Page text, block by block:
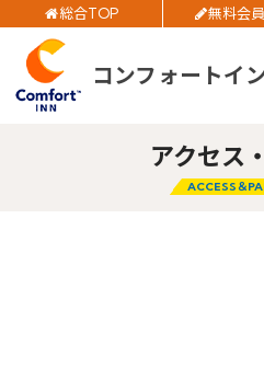
総合TOP 無料会
コンフォートイ
全プラン
チェックイン日
アクセス
ACCESS＆